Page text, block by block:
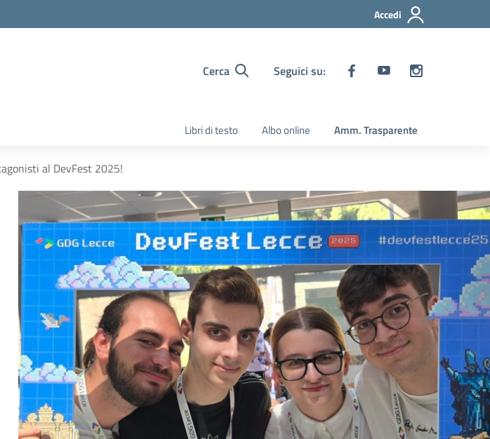
Accedi
Cerca Seguici su:
Libri di testo Albo online Amm. Trasparente
al DevFest 2025!